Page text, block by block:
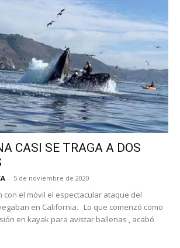
CASI SE TRAGA A DOS
- 5 de noviembre de 2020
con el móvil el espectacular ataque del
en California. Lo que comenzó como
en kayak para avistar ballenas , acabó